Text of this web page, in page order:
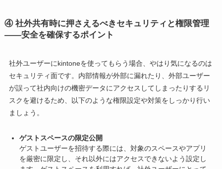
④ 社外共有時に押さえるべきセキュリティと権限管理
――安全を確保するポイント
社外ユーザーにkintoneを使ってもらう場合、やはり気になるのは
セキュリティ面です。内部情報が外部に漏れたり、外部ユーザー
が誤って社内向けの機密データにアクセスしてしまったりするリ
スクを避けるため、以下のような権限設定や対策をしっかり行い
ましょう。
ゲストスペースの限定公開
ゲストユーザーを招待する際には、対象のスペースやアプリ
を厳密に限定し、それ以外にはアクセスできないよう設定し